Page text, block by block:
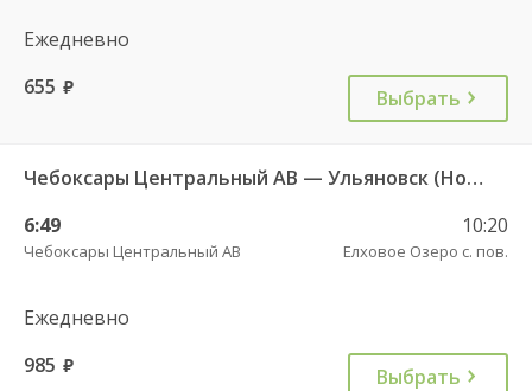
Ежедневно
655 руб. Выбрать
Чебоксары Центральный АВ — Ульяновск (Новый город) ч/з Яльчики с. ДКП 3071
6:49
Чебоксары Центральный АВ
10:20
Елховое Озеро с. пов.
Ежедневно
985 руб. Выбрать